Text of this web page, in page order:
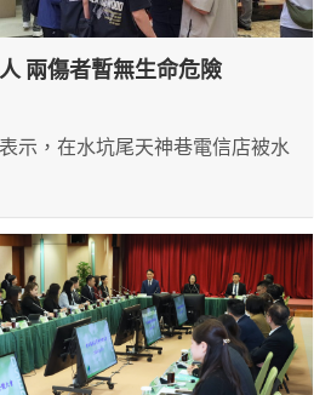
兩傷者暫無生命危險
，在水坑尾天神巷電信店被水